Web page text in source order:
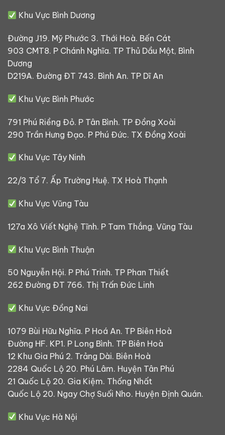
Khu Vực Bình Dương
Đường J19. Mỹ Phước 3. Thới Hoà. Bến Cát
903 CMT8. P Chánh Nghĩa. TP Thủ Dầu Một, Bình
Dương
D219A. Đường ĐT 743. Bình An. TP Dĩ An
Khu Vực Bình Phước
791 Phú Riềng Đỏ. P Tân Bình. TP Đồng Xoài
290 Trần Hưng Đạo. P Phú Đức. TX Đồng Xoài
Khu Vực Tây Ninh
22/3 Tổ 7. Ấp Trường Huệ. TX Hoà Thạnh
Khu Vực Vũng Tàu
127a Xô Viết Nghệ Tĩnh. P Tam Thắng. Vũng Tàu
Khu Vực Bình Thuận
50 Nguyễn Hội. P Phú Trinh. TP Phan Thiết
262 Đường ĐT 766. Thị Trấn Đức Linh
Khu Vực Đồng Nai
1079 Bùi Hữu Nghĩa. P Hoá An. TP Biên Hoà
Đường HF. KP1. P Long Bình. TP Biên Hoà
12 Khu Gia Phú 2. Trảng Dài. Biên Hoà
2284 Quốc Lộ 20. Phú Lâm. Huyện Tân Phú
21 Quốc Lộ 20. Gia Kiệm. Thống Nhất
Quốc Lộ 20. Ngay Chợ Suối Nho. Huyện Định Quán.
Khu Vực Hà Nội